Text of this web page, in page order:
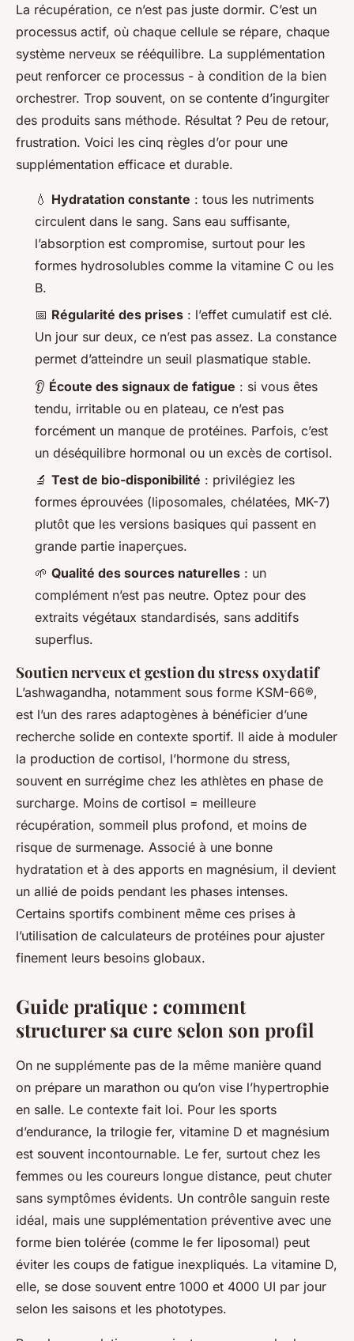
La récupération, ce n’est pas juste dormir. C’est un
processus actif, où chaque cellule se répare, chaque
système nerveux se rééquilibre. La supplémentation
peut renforcer ce processus - à condition de la bien
orchestrer. Trop souvent, on se contente d’ingurgiter
des produits sans méthode. Résultat ? Peu de retour,
frustration. Voici les cinq règles d’or pour une
supplémentation efficace et durable.
💧 Hydratation constante : tous les nutriments
circulent dans le sang. Sans eau suffisante,
l’absorption est compromise, surtout pour les
formes hydrosolubles comme la vitamine C ou les
B.
📅 Régularité des prises : l’effet cumulatif est clé.
Un jour sur deux, ce n’est pas assez. La constance
permet d’atteindre un seuil plasmatique stable.
👂 Écoute des signaux de fatigue : si vous êtes
tendu, irritable ou en plateau, ce n’est pas
forcément un manque de protéines. Parfois, c’est
un déséquilibre hormonal ou un excès de cortisol.
🔬 Test de bio-disponibilité : privilégiez les
formes éprouvées (liposomales, chélatées, MK-7)
plutôt que les versions basiques qui passent en
grande partie inaperçues.
🌱 Qualité des sources naturelles : un
complément n’est pas neutre. Optez pour des
extraits végétaux standardisés, sans additifs
superflus.
Soutien nerveux et gestion du stress oxydatif
L’ashwagandha, notamment sous forme KSM-66®,
est l’un des rares adaptogènes à bénéficier d’une
recherche solide en contexte sportif. Il aide à moduler
la production de cortisol, l’hormone du stress,
souvent en surrégime chez les athlètes en phase de
surcharge. Moins de cortisol = meilleure
récupération, sommeil plus profond, et moins de
risque de surmenage. Associé à une bonne
hydratation et à des apports en magnésium, il devient
un allié de poids pendant les phases intenses.
Certains sportifs combinent même ces prises à
l’utilisation de calculateurs de protéines pour ajuster
finement leurs besoins globaux.
Guide pratique : comment
structurer sa cure selon son profil
On ne supplémente pas de la même manière quand
on prépare un marathon ou qu’on vise l’hypertrophie
en salle. Le contexte fait loi. Pour les sports
d’endurance, la trilogie fer, vitamine D et magnésium
est souvent incontournable. Le fer, surtout chez les
femmes ou les coureurs longue distance, peut chuter
sans symptômes évidents. Un contrôle sanguin reste
idéal, mais une supplémentation préventive avec une
forme bien tolérée (comme le fer liposomal) peut
éviter les coups de fatigue inexpliqués. La vitamine D,
elle, se dose souvent entre 1000 et 4000 UI par jour
selon les saisons et les phototypes.